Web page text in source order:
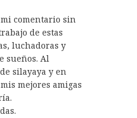
comentario sin
de estas
luchadoras y
sueños. Al
silayaya y en
mejores amigas